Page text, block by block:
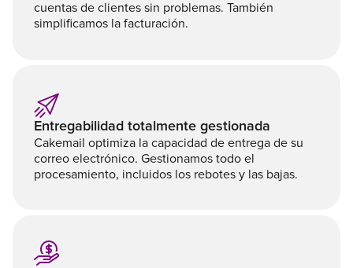
cuentas de clientes sin problemas. También
simplificamos la facturación.
Entregabilidad totalmente gestionada
Cakemail optimiza la capacidad de entrega de su
correo electrónico. Gestionamos todo el
procesamiento, incluidos los rebotes y las bajas.